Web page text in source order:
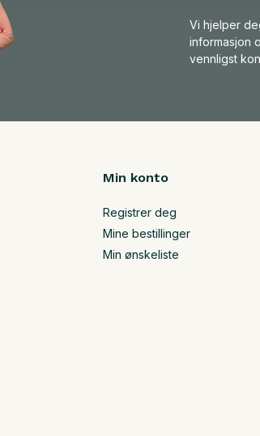
Vi hjelper
informasjon
vennligst
Min konto
Registrer deg
Mine bestillinger
Min ønskeliste